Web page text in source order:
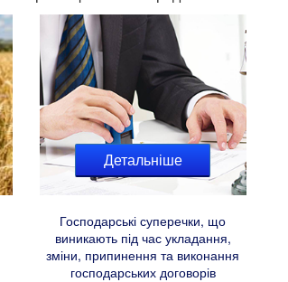
Детальніше
Господарські суперечки, що
виникають під час укладання,
зміни, припинення та виконання
господарських договорів